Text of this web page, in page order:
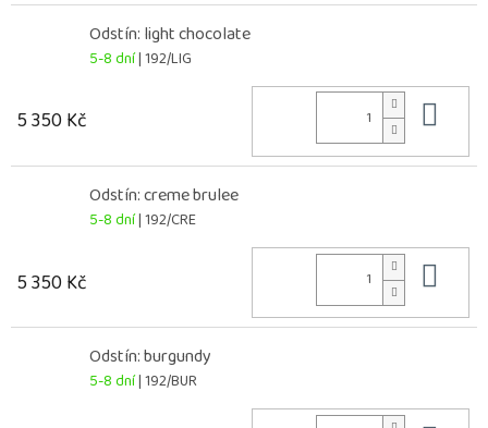
Odstín: light chocolate
5-8 dní| 192/LIG
5 350 Kč
Odstín: creme brulee
5-8 dní| 192/CRE
5 350 Kč
Odstín: burgundy
5-8 dní| 192/BUR